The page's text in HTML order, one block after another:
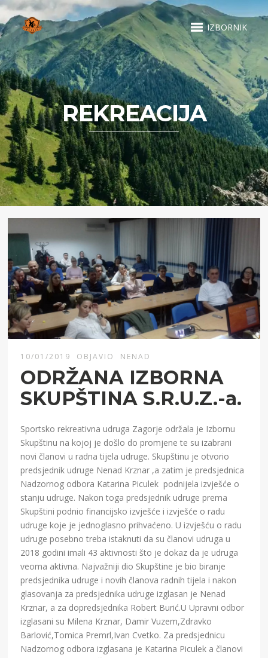
IZBORNIK
REKREACIJA
10/01/2019 OBJAVIO NENAD
ODRŽANA IZBORNA
SKUPŠTINA S.R.U.Z.-a.
Sportsko rekreativna udruga Zagorje održala je Izbornu
Skupštinu na kojoj je došlo do promjene te su izabrani
novi članovi u radna tijela udruge. Skupštinu je otvorio
predsjednik udruge Nenad Krznar ,a zatim je predsjednica
Nadzornog odbora Katarina Piculek podnijela izvješće o
stanju udruge. Nakon toga predsjednik udruge prema
Skupštini podnio financijsko izvješće i izvješće o radu
udruge koje je jednoglasno prihvaćeno. U izvješću o radu
udruge posebno treba istaknuti da su članovi udruga u
2018 godini imali 43 aktivnosti što je dokaz da je udruga
veoma aktivna. Najvažniji dio Skupštine je bio biranje
predsjednika udruge i novih članova radnih tijela i nakon
glasovanja za predsjednika udruge izglasan je Nenad
Krznar, a za dopredsjednika Robert Burić.U Upravni odbor
izglasani su Milena Krznar, Damir Vuzem,Zdravko
Barlović,Tomica Premrl,Ivan Cvetko. Za predsjednicu
Nadzornog odbora izglasana je Katarina Piculek a članovi